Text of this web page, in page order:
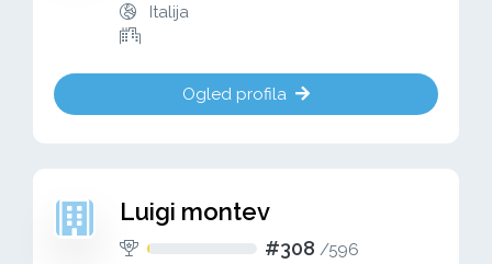
Italija
Ogled profila
Luigi montev
#308 /596